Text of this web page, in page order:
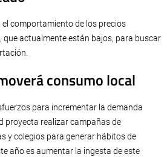
el comportamiento de los precios
que actualmente están bajos, para buscar
consumo local
para incrementar la demanda
proyecta realizar campañas de
y colegios para generar hábitos de
año es aumentar la ingesta de este